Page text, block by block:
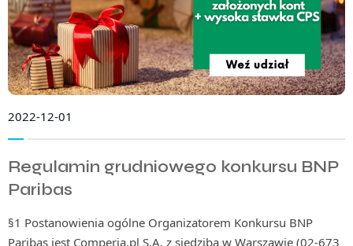
2022-12-01
Regulamin grudniowego konkursu BNP
Paribas
§1 Postanowienia ogólne Organizatorem Konkursu BNP
Paribas jest Comperia.pl S.A. z siedzibą w Warszawie (02-673